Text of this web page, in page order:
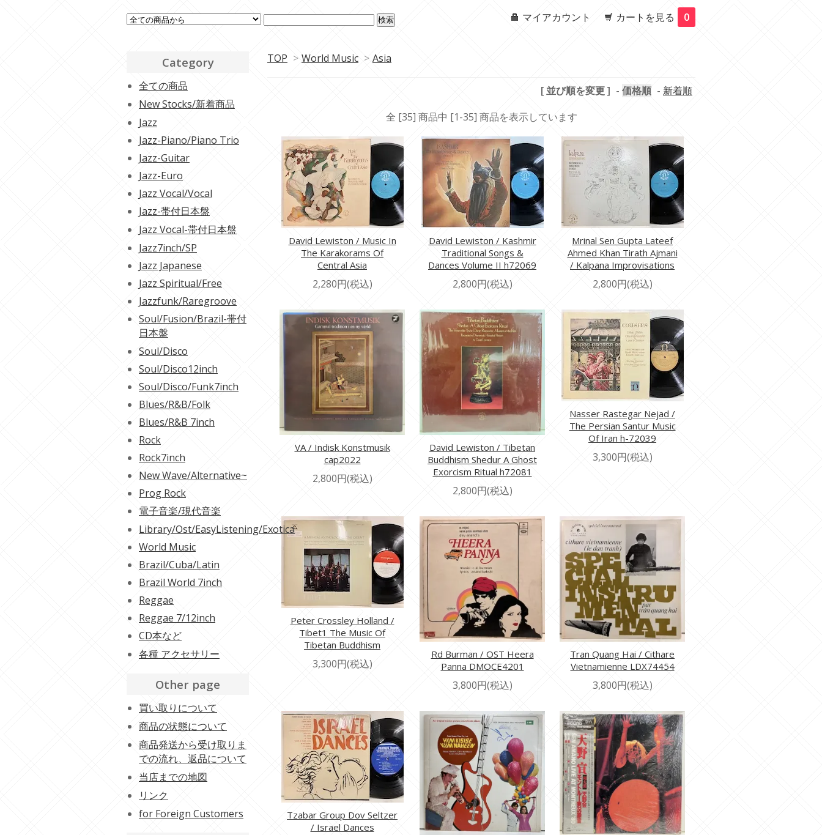
マイアカウント カートを見る 0
TOP > World Music > Asia
[ 並び順を変更 ] - 価格順 - 新着順
全 [35] 商品中 [1-35] 商品を表示しています
David Lewiston / Music In
The Karakorams Of
Central Asia
2,280円(税込)
David Lewiston / Kashmir
Traditional Songs &
Dances Volume II h72069
2,800円(税込)
Mrinal Sen Gupta Lateef
Ahmed Khan Tirath Ajmani
/ Kalpana Improvisations
2,800円(税込)
VA / Indisk Konstmusik
cap2022
2,800円(税込)
David Lewiston / Tibetan
Buddhism Shedur A Ghost
Exorcism Ritual h72081
2,800円(税込)
Nasser Rastegar Nejad /
The Persian Santur Music
Of Iran h-72039
3,300円(税込)
Peter Crossley Holland /
Tibet1 The Music Of
Tibetan Buddhism
3,300円(税込)
Rd Burman / OST Heera
Panna DMOCE4201
3,800円(税込)
Tran Quang Hai / Cithare
Vietnamienne LDX74454
3,800円(税込)
Tzabar Group Dov Seltzer
/ Israel Dances
Category
全ての商品
New Stocks/新着商品
Jazz
Jazz-Piano/Piano Trio
Jazz-Guitar
Jazz-Euro
Jazz Vocal/Vocal
Jazz-帯付日本盤
Jazz Vocal-帯付日本盤
Jazz7inch/SP
Jazz Japanese
Jazz Spiritual/Free
Jazzfunk/Raregroove
Soul/Fusion/Brazil-帯付
日本盤
Soul/Disco
Soul/Disco12inch
Soul/Disco/Funk7inch
Blues/R&B/Folk
Blues/R&B 7inch
Rock
Rock7inch
New Wave/Alternative~
Prog Rock
電子音楽/現代音楽
Library/Ost/EasyListening/Exotica
World Music
Brazil/Cuba/Latin
Brazil World 7inch
Reggae
Reggae 7/12inch
CD本など
各種 アクセサリー
Other page
買い取りについて
商品の状態について
商品発送から受け取りま
での流れ、返品について
当店までの地図
リンク
for Foreign Customers